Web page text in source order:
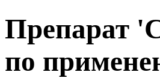
Препарат
по